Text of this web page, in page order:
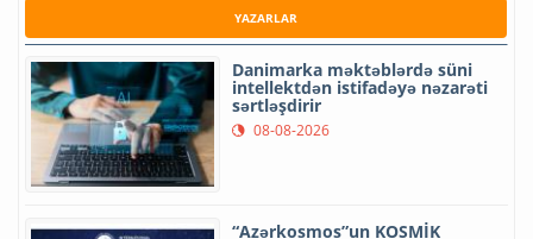
YAZARLAR
Danimarka məktəblərdə süni
intellektdən istifadəyə nəzarəti
sərtləşdirir
08-08-2026
“Azərkosmos”un KOSMİK